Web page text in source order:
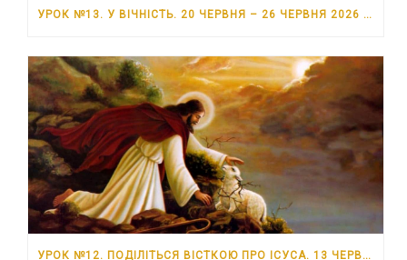
УРОК №13. У ВІЧНІСТЬ. 20 ЧЕРВНЯ – 26 ЧЕРВНЯ 2026 РОКУ
УРОК №12. ПОДІЛІТЬСЯ ВІСТКОЮ ПРО ІСУСА. 13 ЧЕРВНЯ – 19 ЧЕРВНЯ 2026 РОКУ